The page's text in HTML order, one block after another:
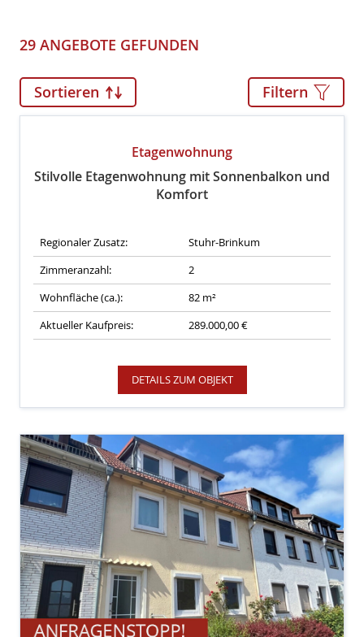
29 ANGEBOTE GEFUNDEN
Sortieren Filtern
Etagenwohnung
Stilvolle Etagenwohnung mit Sonnenbalkon und
Komfort
Regionaler Zusatz:
Stuhr-Brinkum
Zimmeranzahl:
2
Wohnfläche (ca.):
82 m²
Aktueller Kaufpreis:
289.000,00 €
DETAILS ZUM OBJEKT